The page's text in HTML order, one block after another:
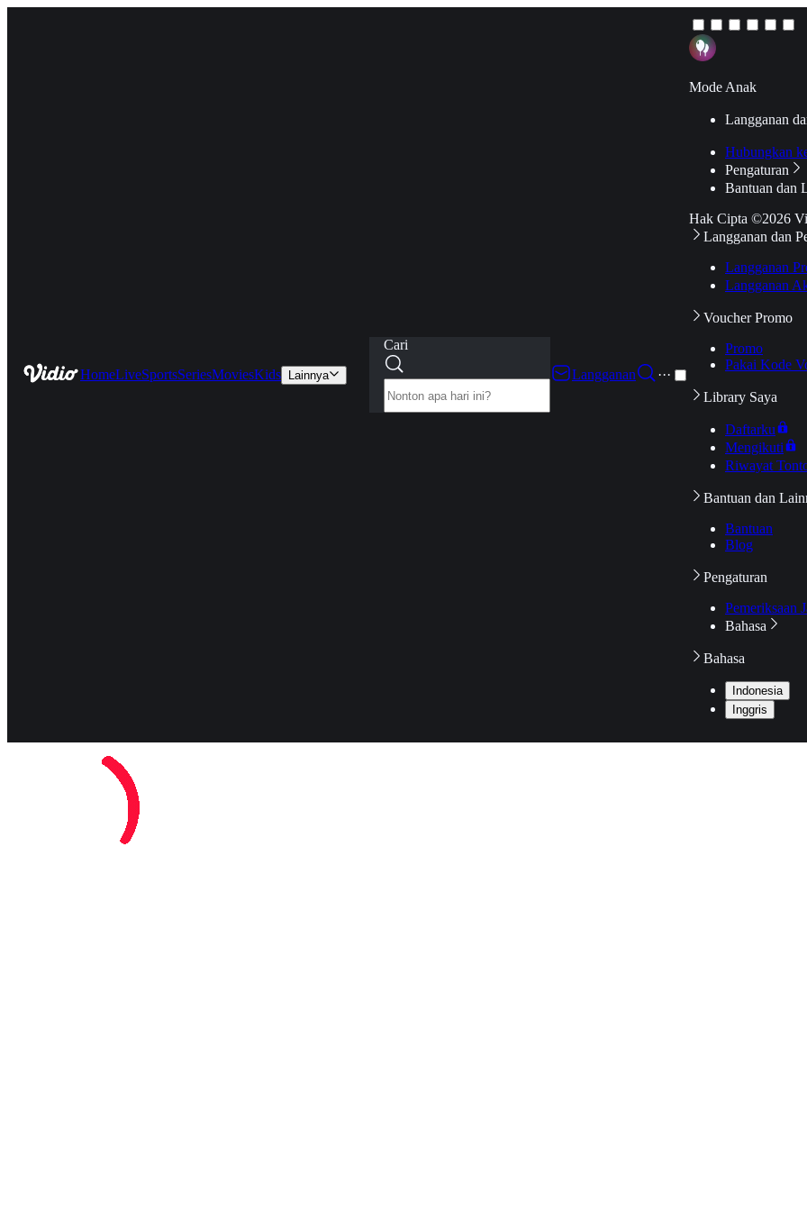
HomeLiveSportsSeriesMoviesKids Lainnya
Cari
Langganan
···
Mode Anak
Langganan
Hubungkan
Pengaturan
Bantuan dan
Hak Cipta ©2026
Langganan dan
Langganan
Langganan
Voucher Promo
Promo
Pakai Kode
Library Saya
Daftarku
Mengikuti
Riwayat
Bantuan dan
Bantuan
Blog
Pengaturan
Pemeriksaan
Bahasa
Bahasa
Indonesia
Inggris